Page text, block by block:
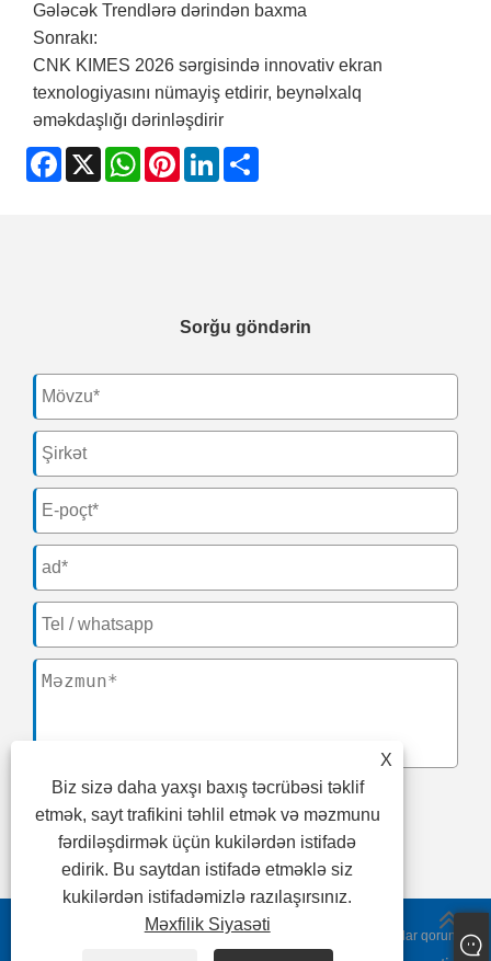
Gələcək Trendlərə dərindən baxma
Sonrakı:
CNK KIMES 2026 sərgisində innovativ ekran
texnologiyasını nümayiş etdirir, beynəlxalq
əməkdaşlığı dərinləşdirir
Facebook
X WhatsApp
PinterestLinkedIn
Sorğu göndərin
təqdim
Copyright © 2024 Fujian CNK Electronics Co., Ltd. Bütün hüquqlar qorunur
X
Biz sizə daha yaxşı baxış təcrübəsi təklif
etmək, sayt trafikini təhlil etmək və məzmunu
fərdiləşdirmək üçün kukilərdən istifadə
edirik. Bu saytdan istifadə etməklə siz
kukilərdən istifadəmizlə razılaşırsınız.
Məxfilik Siyasəti